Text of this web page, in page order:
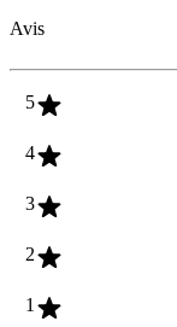
Avis
5
4
3
2
1